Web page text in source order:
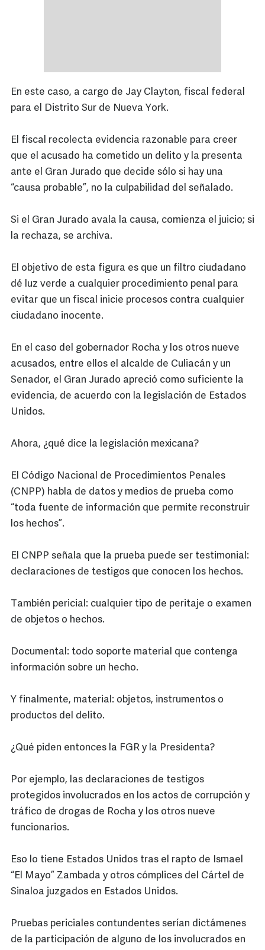
En este caso, a cargo de Jay Clayton, fiscal federal
para el Distrito Sur de Nueva York.
El fiscal recolecta evidencia razonable para creer
que el acusado ha cometido un delito y la presenta
ante el Gran Jurado que decide sólo si hay una
“causa probable”, no la culpabilidad del señalado.
Si el Gran Jurado avala la causa, comienza el juicio; si
la rechaza, se archiva.
El objetivo de esta figura es que un filtro ciudadano
dé luz verde a cualquier procedimiento penal para
evitar que un fiscal inicie procesos contra cualquier
ciudadano inocente.
En el caso del gobernador Rocha y los otros nueve
acusados, entre ellos el alcalde de Culiacán y un
Senador, el Gran Jurado apreció como suficiente la
evidencia, de acuerdo con la legislación de Estados
Unidos.
Ahora, ¿qué dice la legislación mexicana?
El Código Nacional de Procedimientos Penales
(CNPP) habla de datos y medios de prueba como
“toda fuente de información que permite reconstruir
los hechos”.
El CNPP señala que la prueba puede ser testimonial:
declaraciones de testigos que conocen los hechos.
También pericial: cualquier tipo de peritaje o examen
de objetos o hechos.
Documental: todo soporte material que contenga
información sobre un hecho.
Y finalmente, material: objetos, instrumentos o
productos del delito.
¿Qué piden entonces la FGR y la Presidenta?
Por ejemplo, las declaraciones de testigos
protegidos involucrados en los actos de corrupción y
tráfico de drogas de Rocha y los otros nueve
funcionarios.
Eso lo tiene Estados Unidos tras el rapto de Ismael
“El Mayo” Zambada y otros cómplices del Cártel de
Sinaloa juzgados en Estados Unidos.
Pruebas periciales contundentes serían dictámenes
de la participación de alguno de los involucrados en